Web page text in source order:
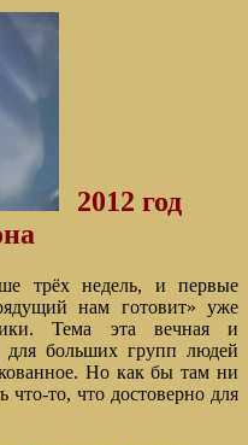
2012 год
трёх недель, и первые
нам готовит» уже
Тема эта вечная и
для больших групп людей
Но как бы там ни
что-то, что достоверно для